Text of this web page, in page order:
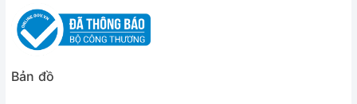
Bản đồ